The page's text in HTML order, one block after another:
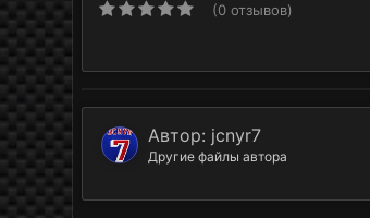
(0 отзывов)
Автор: jcnyr7
Другие файлы автора